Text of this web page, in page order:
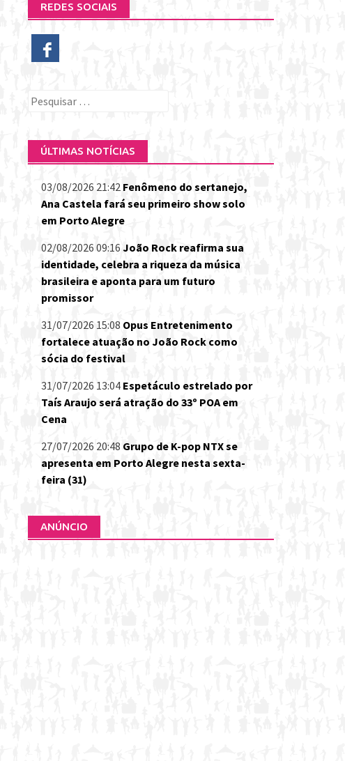
REDES SOCIAIS
Pesquisar
ÚLTIMAS NOTÍCIAS
03/08/2026 21:42 Fenômeno do sertanejo,
Ana Castela fará seu primeiro show solo
em Porto Alegre
02/08/2026 09:16 João Rock reafirma sua
identidade, celebra a riqueza da música
brasileira e aponta para um futuro
promissor
31/07/2026 15:08 Opus Entretenimento
fortalece atuação no João Rock como
sócia do festival
31/07/2026 13:04 Espetáculo estrelado por
Taís Araujo será atração do 33º POA em
Cena
27/07/2026 20:48 Grupo de K-pop NTX se
apresenta em Porto Alegre nesta sexta-
feira (31)
ANÚNCIO